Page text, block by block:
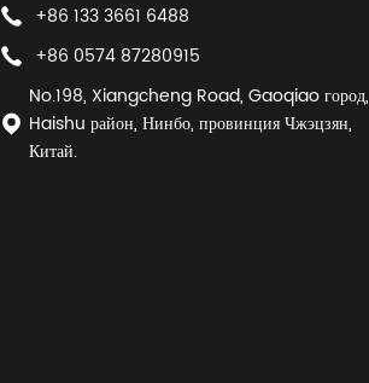
+86 133 3661 6488
+86 0574 87280915
No.198, Xiangcheng Road, Gaoqiao город,
Haishu район, Нинбо, провинция Чжэцзян,
Китай.